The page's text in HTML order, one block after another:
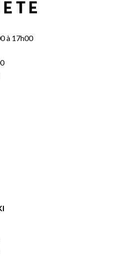
à 17h00